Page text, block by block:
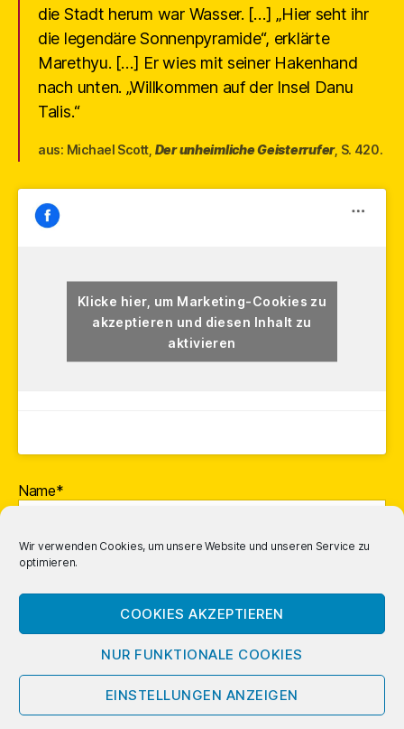
Wir verwenden Cookies, um unsere Website und unseren Service zu
optimieren.
COOKIES AKZEPTIEREN
NUR FUNKTIONALE COOKIES
EINSTELLUNGEN ANZEIGEN
die Stadt herum war Wasser. […] „Hier seht ihr
die legendäre Sonnenpyramide“, erklärte
Marethyu. […] Er wies mit seiner Hakenhand
nach unten. „Willkommen auf der Insel Danu
Talis.“
aus: Michael Scott, Der unheimliche Geisterrufer, S. 420.
Klicke hier, um Marketing-Cookies zu
akzeptieren und diesen Inhalt zu
aktivieren
Name*
E-Mail-Adresse*